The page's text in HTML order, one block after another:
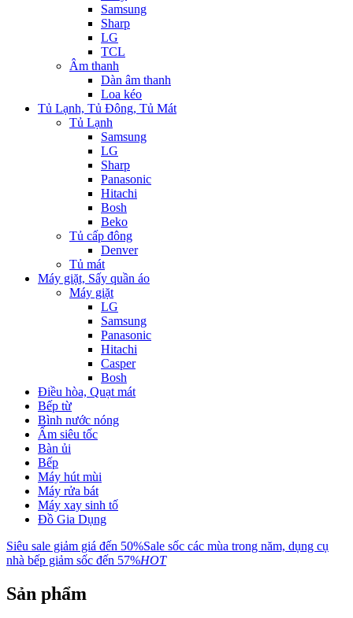
Samsung
Sharp
LG
TCL
Âm thanh
Dàn âm thanh
Loa kéo
Tủ Lạnh, Tủ Đông, Tủ Mát
Tủ Lạnh
Samsung
LG
Sharp
Panasonic
Hitachi
Bosh
Beko
Tủ cấp đông
Denver
Tủ mát
Máy giặt, Sấy quần áo
Máy giặt
LG
Samsung
Panasonic
Hitachi
Casper
Bosh
Điều hòa, Quạt mát
Bếp từ
Bình nước nóng
Ấm siêu tốc
Bàn ủi
Bếp
Máy hút mùi
Máy rửa bát
Máy xay sinh tố
Đồ Gia Dụng
Siêu sale giảm giá đến 50%Sale sốc các mùa trong năm, dụng cụ
nhà bếp giảm sốc đến 57%HOT
Sản phẩm